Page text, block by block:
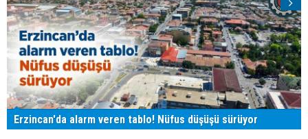
Erzincan'da alarm veren tablo! Nüfus düşüşü sürüyor